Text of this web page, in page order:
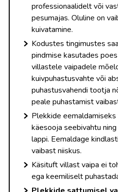
professionaalidelt või
pesumajas. Oluline on
kuivatamine.
Kodustes tingimustes
pindmise kasutades
villastele vaipadele
kuivpuhastusvahte või
puhastusvahendi tootja
peale puhastamist
Plekkide
käesooja seebivahtu
lappi. Eemaldage
vaibast niiskus.
Käsituft villast vaipa ei
ega keemiliselt